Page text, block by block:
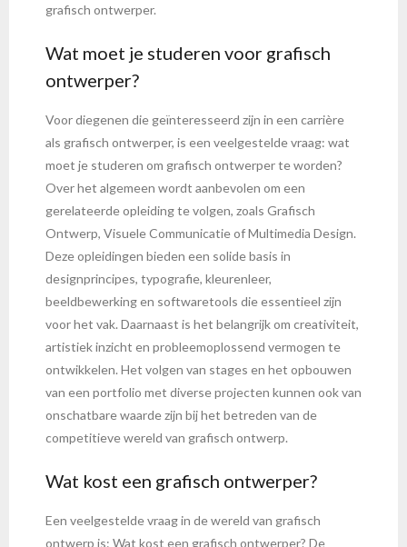
grafisch ontwerper.
Wat moet je studeren voor grafisch
ontwerper?
Voor diegenen die geïnteresseerd zijn in een carrière
als grafisch ontwerper, is een veelgestelde vraag: wat
moet je studeren om grafisch ontwerper te worden?
Over het algemeen wordt aanbevolen om een
gerelateerde opleiding te volgen, zoals Grafisch
Ontwerp, Visuele Communicatie of Multimedia Design.
Deze opleidingen bieden een solide basis in
designprincipes, typografie, kleurenleer,
beeldbewerking en softwaretools die essentieel zijn
voor het vak. Daarnaast is het belangrijk om creativiteit,
artistiek inzicht en probleemoplossend vermogen te
ontwikkelen. Het volgen van stages en het opbouwen
van een portfolio met diverse projecten kunnen ook van
onschatbare waarde zijn bij het betreden van de
competitieve wereld van grafisch ontwerp.
Wat kost een grafisch ontwerper?
Een veelgestelde vraag in de wereld van grafisch
ontwerp is: Wat kost een grafisch ontwerper? De